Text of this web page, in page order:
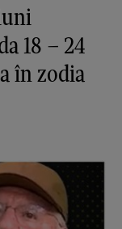
18 – 24
în zodia